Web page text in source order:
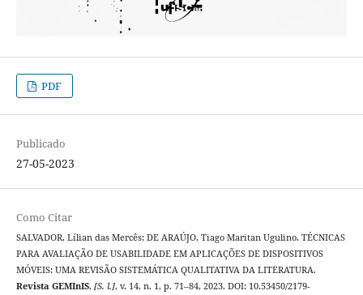
PDF
Publicado
27-05-2023
Como Citar
SALVADOR, Lílian das Mercês; DE ARAÚJO, Tiago Maritan Ugulino. TÉCNICAS
PARA AVALIAÇÃO DE USABILIDADE EM APLICAÇÕES DE DISPOSITIVOS
MÓVEIS: UMA REVISÃO SISTEMÁTICA QUALITATIVA DA LITERATURA.
Revista GEMInIS, [S. l.], v. 14, n. 1, p. 71–84, 2023. DOI: 10.53450/2179-